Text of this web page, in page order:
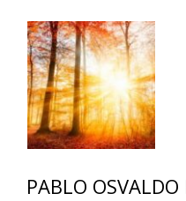
PABLO OSVALDO